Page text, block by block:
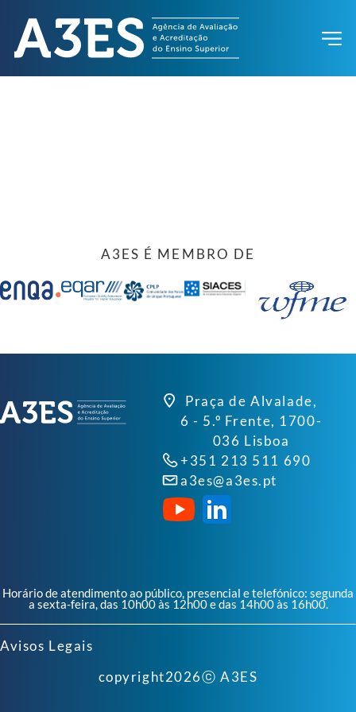
A3ES É MEMBRO DE
Praça de Alvalade,
6 - 5.º Frente, 1700-
036 Lisboa
+351 213 511 690
a3es@a3es.pt
Horário de atendimento ao público, presencial e telefónico: segunda
a sexta-feira, das 10h00 às 12h00 e das 14h00 às 16h00.
Avisos Legais
copyright2026ⓒ A3ES